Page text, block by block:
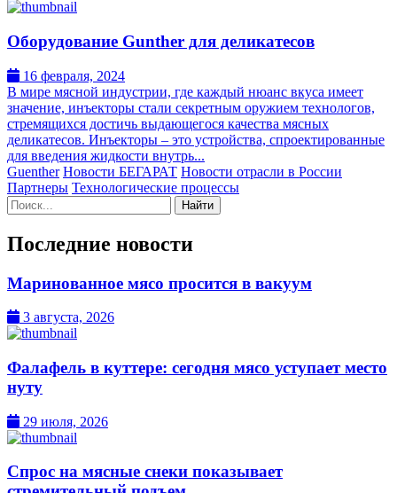
Оборудование Gunther для деликатесов
16 февраля, 2024
В мире мясной индустрии, где каждый нюанс вкуса имеет
значение, инъекторы стали секретным оружием технологов,
стремящихся достичь выдающегося качества мясных
деликатесов. Инъекторы – это устройства, спроектированные
для введения жидкости внутрь...
Guenther Новости БЕГАРАТ Новости отрасли в России
Партнеры Технологические процессы
Поиск:
Последние новости
Маринованное мясо просится в вакуум
3 августа, 2026
Фалафель в куттере: сегодня мясо уступает место
нуту
29 июля, 2026
Спрос на мясные снеки показывает